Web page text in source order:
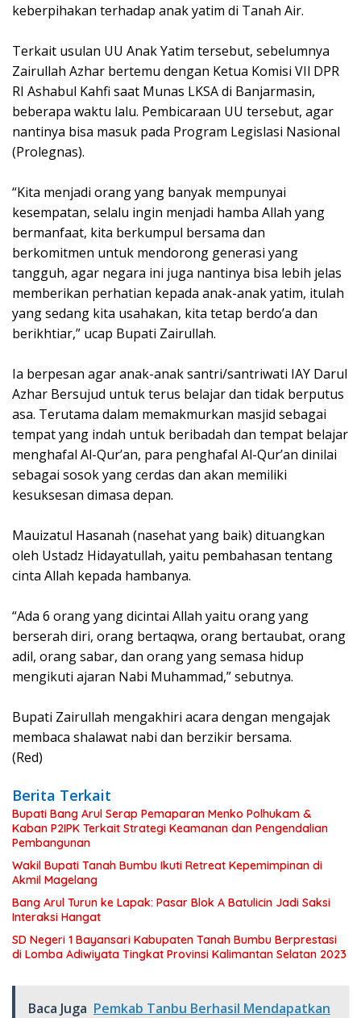
keberpihakan terhadap anak yatim di Tanah Air.
Terkait usulan UU Anak Yatim tersebut, sebelumnya
Zairullah Azhar bertemu dengan Ketua Komisi VIl DPR
RI Ashabul Kahfi saat Munas LKSA di Banjarmasin,
beberapa waktu lalu. Pembicaraan UU tersebut, agar
nantinya bisa masuk pada Program Legislasi Nasional
(Prolegnas).
“Kita menjadi orang yang banyak mempunyai
kesempatan, selalu ingin menjadi hamba Allah yang
bermanfaat, kita berkumpul bersama dan
berkomitmen untuk mendorong generasi yang
tangguh, agar negara ini juga nantinya bisa lebih jelas
memberikan perhatian kepada anak-anak yatim, itulah
yang sedang kita usahakan, kita tetap berdo’a dan
berikhtiar,” ucap Bupati Zairullah.
Ia berpesan agar anak-anak santri/santriwati IAY Darul
Azhar Bersujud untuk terus belajar dan tidak berputus
asa. Terutama dalam memakmurkan masjid sebagai
tempat yang indah untuk beribadah dan tempat belajar
menghafal Al-Qur’an, para penghafal Al-Qur’an dinilai
sebagai sosok yang cerdas dan akan memiliki
kesuksesan dimasa depan.
Mauizatul Hasanah (nasehat yang baik) dituangkan
oleh Ustadz Hidayatullah, yaitu pembahasan tentang
cinta Allah kepada hambanya.
“Ada 6 orang yang dicintai Allah yaitu orang yang
berserah diri, orang bertaqwa, orang bertaubat, orang
adil, orang sabar, dan orang yang semasa hidup
mengikuti ajaran Nabi Muhammad,” sebutnya.
Bupati Zairullah mengakhiri acara dengan mengajak
membaca shalawat nabi dan berzikir bersama.
(Red)
Berita Terkait
Bupati Bang Arul Serap Pemaparan Menko Polhukam &
Kaban P2IPK Terkait Strategi Keamanan dan Pengendalian
Pembangunan
Wakil Bupati Tanah Bumbu Ikuti Retreat Kepemimpinan di
Akmil Magelang
Bang Arul Turun ke Lapak: Pasar Blok A Batulicin Jadi Saksi
Interaksi Hangat
SD Negeri 1 Bayansari Kabupaten Tanah Bumbu Berprestasi
di Lomba Adiwiyata Tingkat Provinsi Kalimantan Selatan 2023
Baca Juga Pemkab Tanbu Berhasil Mendapatkan